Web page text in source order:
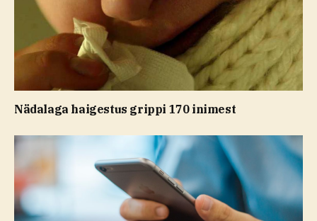
Nädalaga haigestus grippi 170 inimest